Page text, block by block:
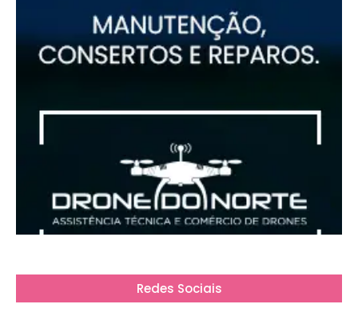
Redes Sociais